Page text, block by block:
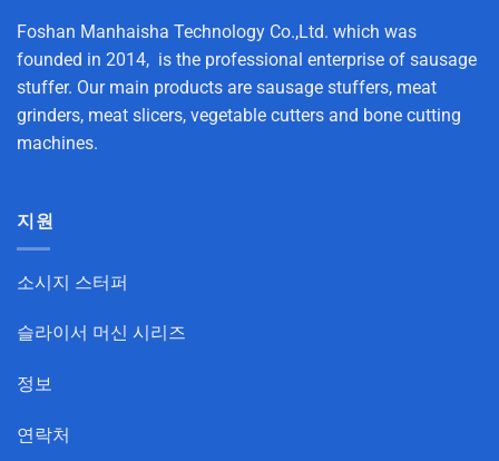
Foshan Manhaisha Technology Co.,Ltd. which was
founded in 2014, is the professional enterprise of sausage
stuffer. Our main products are sausage stuffers, meat
grinders, meat slicers, vegetable cutters and bone cutting
machines.
지원
소시지 스터퍼
슬라이서 머신 시리즈
정보
연락처